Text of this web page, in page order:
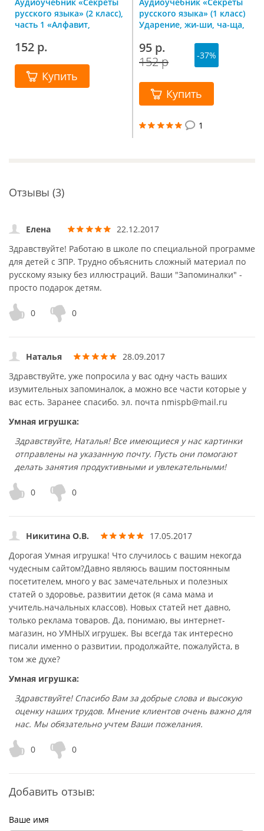
русского языка» (2 класс),
часть 1 «Алфавит,
152 р.
Купить
русского языка» (1 класс)
Ударение, жи-ши, ча-ща,
1
95 р.
152 р
-37%
Купить
Отзывы (3)
Елена
22.12.2017
Здравствуйте! Работаю в школе по специальной программе
для детей с ЗПР. Трудно объяснить сложный материал по
русскому языку без иллюстраций. Ваши "Запоминалки" -
просто подарок детям.
0 0
Наталья
28.09.2017
Здравствуйте, уже попросила у вас одну часть ваших
изумительных запоминалок, а можно все части которые у
вас есть. Заранее спасибо. эл. почта nmispb@mail.ru
Умная игрушка:
Здравствуйте, Наталья! Все имеющиеся у нас картинки
отправлены на указанную почту. Пусть они помогают
делать занятия продуктивными и увлекательными!
0 0
Никитина О.В.
17.05.2017
Дорогая Умная игрушка! Что случилось с вашим некогда
чудесным сайтом?Давно являюсь вашим постоянным
посетителем, много у вас замечательных и полезных
статей о здоровье, развитии деток (я сама мама и
учитель.начальных классов). Новых статей нет давно,
только реклама товаров. Да, понимаю, вы интернет-
магазин, но УМНЫХ игрушек. Вы всегда так интересно
писали именно о развитии, продолжайте, пожалуйста, в
том же духе?
Умная игрушка:
Здравствуйте! Спасибо Вам за добрые слова и высокую
оценку наших трудов. Мнение клиентов очень важно для
нас. Мы обязательно учтем Ваши пожелания.
0 0
Добавить отзыв:
Ваше имя